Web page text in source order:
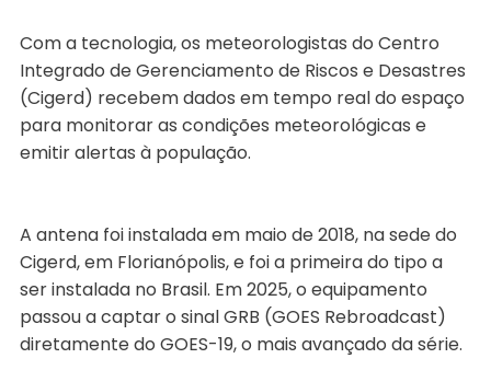
Com a tecnologia, os meteorologistas do Centro
Integrado de Gerenciamento de Riscos e Desastres
(Cigerd) recebem dados em tempo real do espaço
para monitorar as condições meteorológicas e
emitir alertas à população.
A antena foi instalada em maio de 2018, na sede do
Cigerd, em Florianópolis, e foi a primeira do tipo a
ser instalada no Brasil. Em 2025, o equipamento
passou a captar o sinal GRB (GOES Rebroadcast)
diretamente do GOES-19, o mais avançado da série.